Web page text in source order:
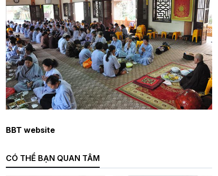
BBT website
CÓ THỂ BẠN QUAN TÂM